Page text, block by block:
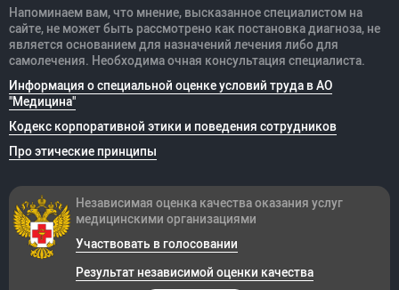
Напоминаем вам, что мнение, высказанное специалистом на
сайте, не может быть рассмотрено как постановка диагноза, не
является основанием для назначений лечения либо для
самолечения. Необходима очная консультация специалиста.
Информация о специальной оценке условий труда в АО
"Медицина"
Кодекс корпоративной этики и поведения сотрудников
Про этические принципы
Независимая оценка качества оказания услуг
медицинскими организациями
Участвовать в голосовании
Результат независимой оценки качества